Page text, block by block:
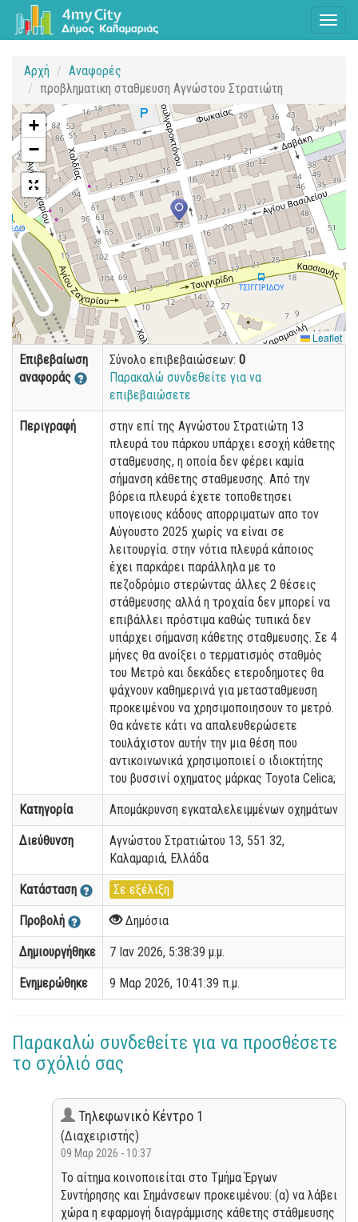
Αρχή
Αναφορές
προβληματικη σταθμευση Αγνώστου Στρατιώτη
+
−
Leaflet
Επιβεβαίωση
αναφοράς
Σύνολο επιβεβαιώσεων: 0
Παρακαλώ συνδεθείτε για να
επιβεβαιώσετε
Περιγραφή
στην επί της Αγνώστου Στρατιώτη 13
πλευρά του πάρκου υπάρχει εσοχή κάθετης
σταθμευσης, η οποία δεν φέρει καμία
σήμανση κάθετης σταθμευσης. Από την
βόρεια πλευρά έχετε τοποθετησει
υπογειους κάδους απορριματων απο τον
Αύγουστο 2025 χωρίς να είναι σε
λειτουργία. στην νότια πλευρά κάποιος
έχει παρκάρει παράλληλα με το
πεζοδρόμιο στερώντας άλλες 2 θέσεις
στάθμευσης αλλά η τροχαία δεν μπορεί να
επιβάλλει πρόστιμα καθώς τυπικά δεν
υπάρχει σήμανση κάθετης σταθμευσης. Σε 4
μήνες θα ανοίξει ο τερματισμός σταθμός
του Μετρό και δεκάδες ετεροδημοτες θα
ψάχνουν καθημερινά για μετασταθμευση
προκειμένου να χρησιμοποιησουν το μετρό.
Θα κάνετε κάτι να απαλευθερώσετε
τουλάχιστον αυτήν την μια θέση που
αντικοινωνικά χρησιμοποιεί ο ιδιοκτήτης
του βυσσινί οχηματος μάρκας Toyota Celica;
Κατηγορία Απομάκρυνση εγκαταλελειμμένων οχημάτων
Διεύθυνση
Αγνώστου Στρατιώτου 13, 551 32,
Καλαμαριά, Ελλάδα
Κατάσταση Σε εξέλιξη
Προβολή Δημόσια
Δημιουργήθηκε 7 Ιαν 2026, 5:38:39 μ.μ.
Ενημερώθηκε 9 Μαρ 2026, 10:41:39 π.μ.
Παρακαλώ συνδεθείτε για να προσθέσετε
το σχόλιό σας
Τηλεφωνικό Κέντρο 1
(Διαχειριστής)
09 Μαρ 2026 - 10:37
Το αίτημα κοινοποιείται στο Τμήμα Έργων
Συντήρησης και Σημάνσεων προκειμένου: (α) να λάβει
χώρα η εφαρμογή διαγράμμισης κάθετης στάθμευσης